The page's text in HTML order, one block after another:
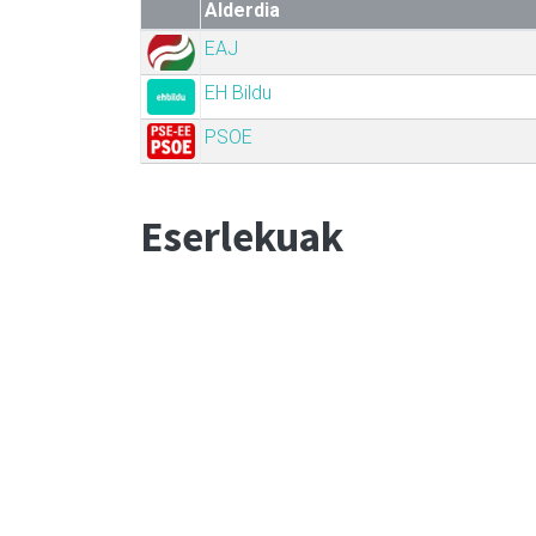
Alderdia
EAJ
EH Bildu
PSOE
Eserlekuak